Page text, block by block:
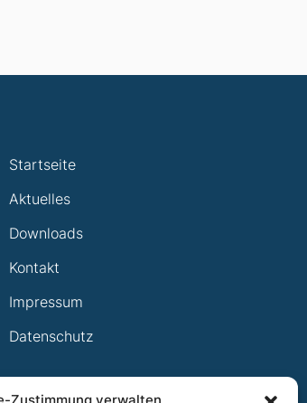
Startseite
Aktuelles
Downloads
Kontakt
Impressum
Datenschutz